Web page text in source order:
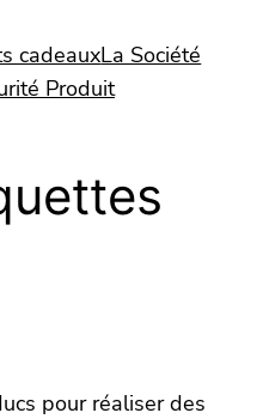
cadeauxLa Société
Produit
pour réaliser des